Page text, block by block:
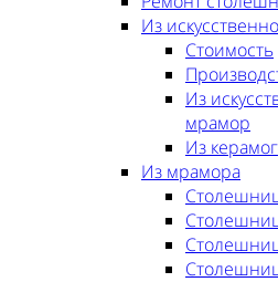
Из
Стоимость
Из
мрамор
Из
Из мрамора